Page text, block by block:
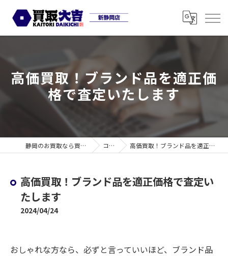
高価買取！ブランド品を適正価
格で査定いたします
静岡のお買取なら買取大吉 新静岡店 コラム 高価買取！ブランド品を適正価格で査定いたします
高価買取！ブランド品を適正価格で査定い
たします
2024/04/24
おしゃれな方なら、必ずと言っていいほど、ブランド品